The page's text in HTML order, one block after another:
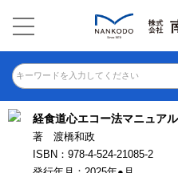
キーワードを入力してください
経食道心エコー法マニュア
著 渡橋和政
ISBN：978-4-524-21085-2